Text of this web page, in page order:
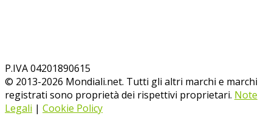
P.IVA 04201890615
© 2013-2026 Mondiali.net. Tutti gli altri marchi e marchi
registrati sono proprietà dei rispettivi proprietari. Note
Legali | Cookie Policy